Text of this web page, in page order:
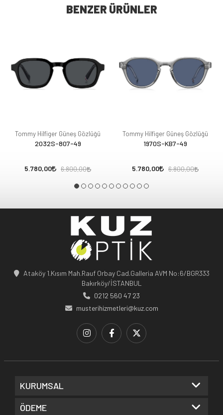
BENZER ÜRÜNLER
Tommy Hilfiger Güneş Gözlüğü
2032S-807-49
5.780,00 6.800,00
Tommy Hilfiger Güneş Gözlüğü
1970S-KB7-49
5.780,00 6.800,00
Ataköy 1.Kısım Mah.Rauf Orbay Cad.Galleria AVM No:6/BGR333
Bakırköy/İSTANBUL
0212 560 47 23
musterihizmetleri@kuz.com
KURUMSAL
ÖDEME